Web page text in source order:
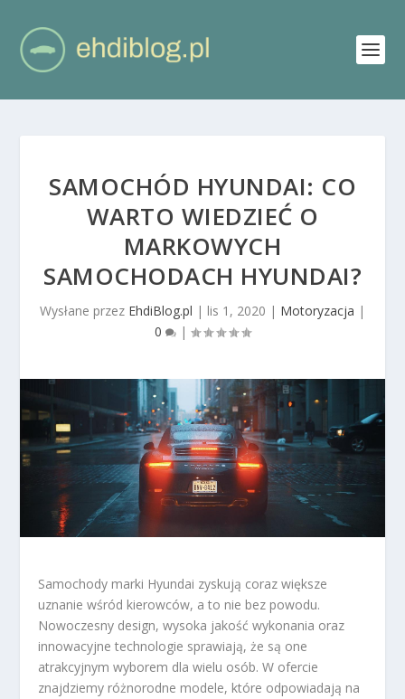
SAMOCHÓD HYUNDAI: CO
WARTO WIEDZIEĆ O
MARKOWYCH
SAMOCHODACH HYUNDAI?
Wysłane przez EhdiBlog.pl | lis 1, 2020 | Motoryzacja |
0
|
Samochody marki Hyundai zyskują coraz większe
uznanie wśród kierowców, a to nie bez powodu.
Nowoczesny design, wysoka jakość wykonania oraz
innowacyjne technologie sprawiają, że są one
atrakcyjnym wyborem dla wielu osób. W ofercie
znajdziemy różnorodne modele, które odpowiadają na